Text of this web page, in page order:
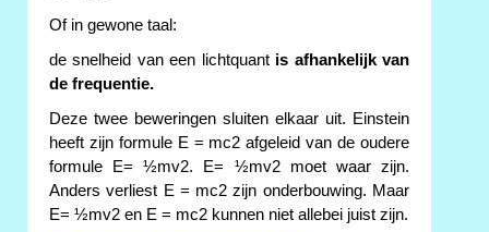
Of in gewone taal:
de snelheid van een lichtquant is afhankelijk van
de frequentie.
Deze twee beweringen sluiten elkaar uit. Einstein
heeft zijn formule E = mc2 afgeleid van de oudere
formule E= ½mv2. E= ½mv2 moet waar zijn.
Anders verliest E = mc2 zijn onderbouwing. Maar
E= ½mv2 en E = mc2 kunnen niet allebei juist zijn.